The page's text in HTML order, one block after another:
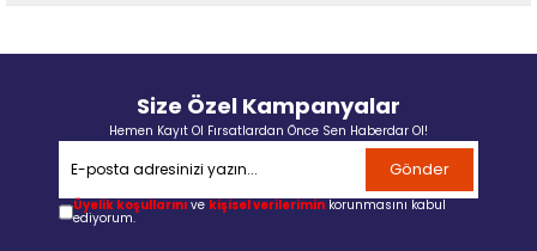
Size Özel Kampanyalar
Hemen Kayıt Ol Fırsatlardan Önce Sen Haberdar Ol!
Gönder
Üyelik koşullarını ve kişisel verilerimin korunmasını kabul
ediyorum.